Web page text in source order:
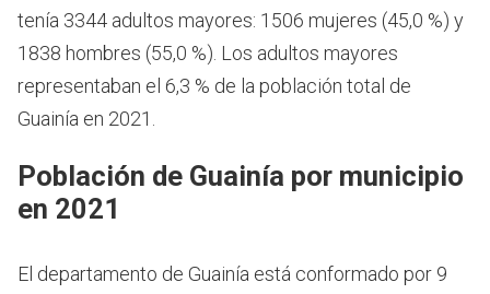
tenía 3344 adultos mayores: 1506 mujeres (45,0 %) y
1838 hombres (55,0 %). Los adultos mayores
representaban el 6,3 % de la población total de
Guainía en 2021.
Población de Guainía por municipio
en 2021
El departamento de Guainía está conformado por 9